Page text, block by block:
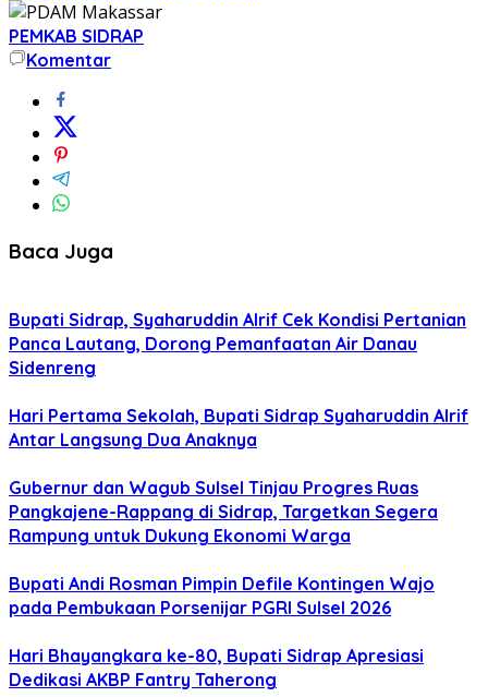
PEMKAB SIDRAP
Komentar
Baca Juga
Bupati Sidrap, Syaharuddin Alrif Cek Kondisi Pertanian
Panca Lautang, Dorong Pemanfaatan Air Danau
Sidenreng
Hari Pertama Sekolah, Bupati Sidrap Syaharuddin Alrif
Antar Langsung Dua Anaknya
Gubernur dan Wagub Sulsel Tinjau Progres Ruas
Pangkajene-Rappang di Sidrap, Targetkan Segera
Rampung untuk Dukung Ekonomi Warga
Bupati Andi Rosman Pimpin Defile Kontingen Wajo
pada Pembukaan Porsenijar PGRI Sulsel 2026
Hari Bhayangkara ke-80, Bupati Sidrap Apresiasi
Dedikasi AKBP Fantry Taherong